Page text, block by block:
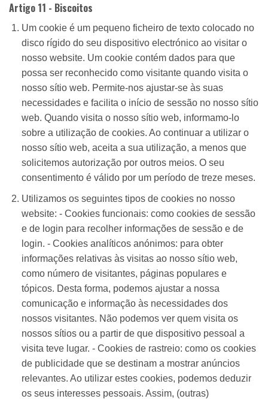
Artigo 11 - Biscoitos
Um cookie é um pequeno ficheiro de texto colocado no
disco rígido do seu dispositivo electrónico ao visitar o
nosso website. Um cookie contém dados para que
possa ser reconhecido como visitante quando visita o
nosso sítio web. Permite-nos ajustar-se às suas
necessidades e facilita o início de sessão no nosso sítio
web. Quando visita o nosso sítio web, informamo-lo
sobre a utilização de cookies. Ao continuar a utilizar o
nosso sítio web, aceita a sua utilização, a menos que
solicitemos autorização por outros meios. O seu
consentimento é válido por um período de treze meses.
Utilizamos os seguintes tipos de cookies no nosso
website: - Cookies funcionais: como cookies de sessão
e de login para recolher informações de sessão e de
login. - Cookies analíticos anónimos: para obter
informações relativas às visitas ao nosso sítio web,
como número de visitantes, páginas populares e
tópicos. Desta forma, podemos ajustar a nossa
comunicação e informação às necessidades dos
nossos visitantes. Não podemos ver quem visita os
nossos sítios ou a partir de que dispositivo pessoal a
visita teve lugar. - Cookies de rastreio: como os cookies
de publicidade que se destinam a mostrar anúncios
relevantes. Ao utilizar estes cookies, podemos deduzir
os seus interesses pessoais. Assim, (outras)